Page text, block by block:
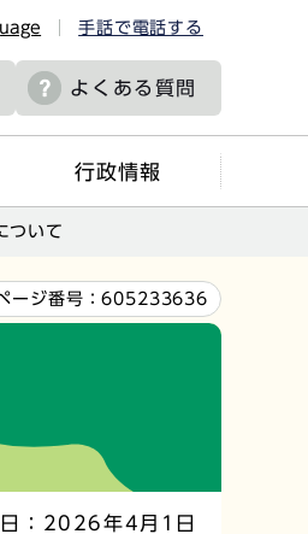
手話で電話する
よくある質問
行政情報
ついて
ージ番号：605233636
日：2026年4月1日